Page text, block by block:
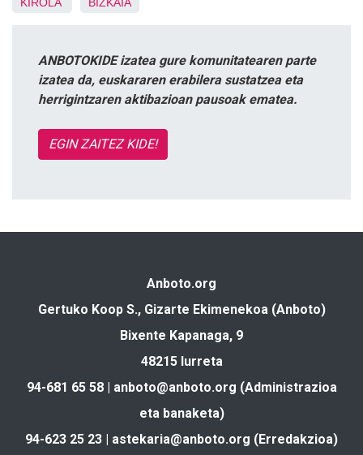
ANBOTOKIDE izatea gure komunitatearen parte
izatea da, euskararen erabilera sustatzea eta
herrigintzaren aktibazioan pausoak ematea.
EGIN ZAITEZ KIDE!
Anboto.org
Gertuko Koop S., Gizarte Ekimenekoa (Anboto)
Bixente Kapanaga, 9
48215 Iurreta
94-681 65 58 | anboto@anboto.org (Administrazioa
eta banaketa)
94-623 25 23 | astekaria@anboto.org (Erredakzioa)